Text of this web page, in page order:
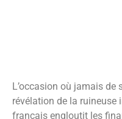
comptant pas les
ordres, rapportée à la